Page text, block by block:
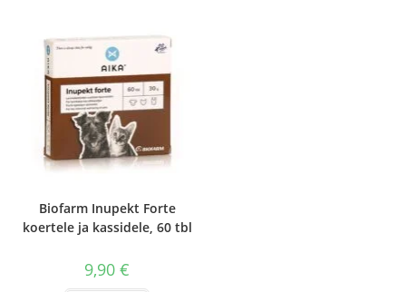
Biofarm Inupekt Forte
koertele ja kassidele, 60 tbl
9,90€